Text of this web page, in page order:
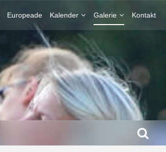
Europeade Kalender Galerie Kontakt